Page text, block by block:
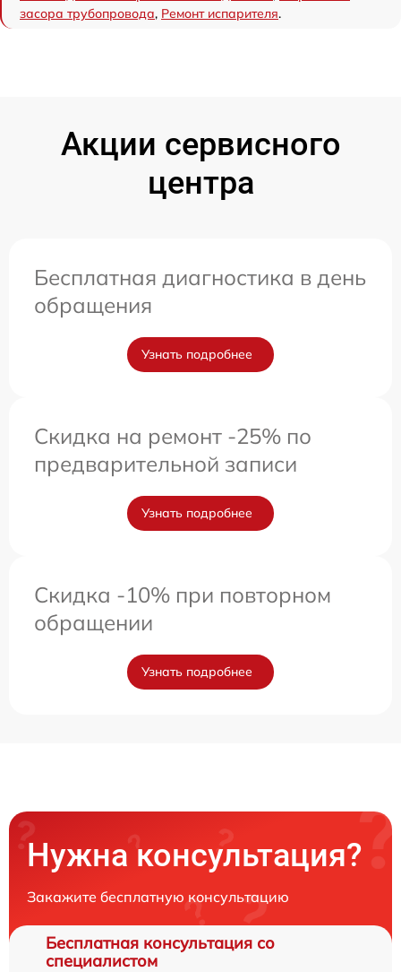
засора трубопровода, Ремонт испарителя.
Акции сервисного
центра
Бесплатная диагностика в день
обращения
Узнать подробнее
Скидка на ремонт -25% по
предварительной записи
Узнать подробнее
Скидка -10% при повторном
обращении
Узнать подробнее
Нужна консультация?
Закажите бесплатную консультацию
Бесплатная консультация со
специалистом